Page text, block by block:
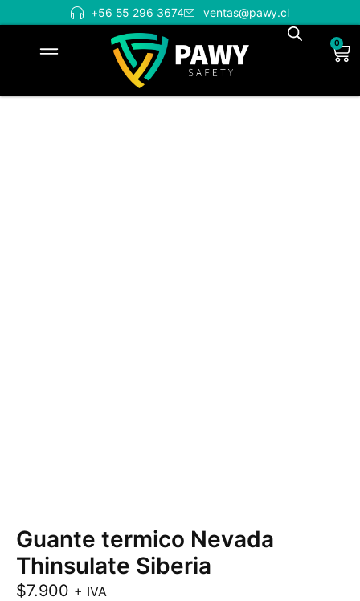
+56 55 296 3674 ventas@pawy.cl
0
Guante termico Nevada
Thinsulate Siberia
$7.900 + IVA